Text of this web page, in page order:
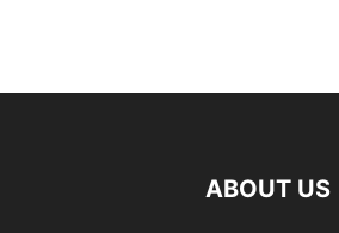
ABOUT US